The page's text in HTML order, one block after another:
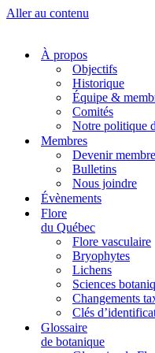
Aller au contenu
À propos
Objectifs
Historique
Équipe &
Comités
Notre politique
Membres
Devenir
Bulletins
Nous joindre
Évènements
Flore
du Québec
Flore vasculaire
Bryophytes
Lichens
Sciences
Changements
Clés
Glossaire
de botanique